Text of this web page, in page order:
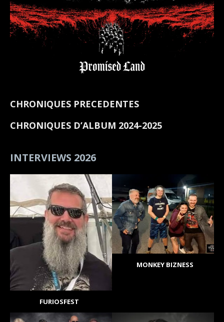
CHRONIQUES PRECEDENTES
CHRONIQUES D’ALBUM 2024-2025
INTERVIEWS 2026
FURIOSFEST
MONKEY BIZNESS